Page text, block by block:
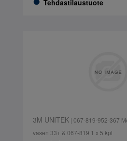
Tehdastilaustuote
3M UNITEK| 067-819-952-367
vasen 33+ & 067-819 1 x 5 kpl